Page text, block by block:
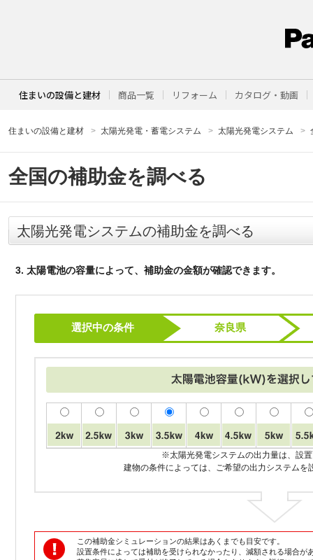
住まいの設備と建材 商品一覧 リフォーム カタログ・動画
住まいの設備と建材 太陽光発電・蓄電システム 太陽光発電システム
全国の補助金を調べる
太陽光発電システムの補助金を調べる
3. 太陽電池の容量によって、補助金の金額が確認できます。
選択中の条件 奈良県
※太陽光発電システムの出力量は、設
建物の条件によっては、ご希望の出力システムを
この補助金シミュレーションの結果はあくまでも目安です。
設置条件によっては補助を受けられなかったり、減額される場合が